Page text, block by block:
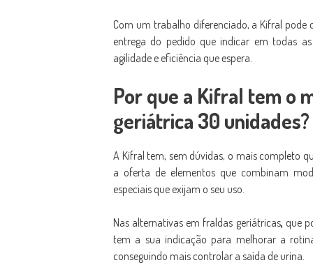
Com um trabalho diferenciado, a Kifral
entrega do pedido que indicar em todas
agilidade e eficiência que espera.
Por que a Kifral tem o
geriátrica 30 unidades?
A Kifral tem, sem dúvidas, o mais completo
a oferta de elementos que combinam
especiais que exijam o seu uso.
Nas alternativas em fraldas geriátricas, que
tem a sua indicação para melhorar a
conseguindo mais controlar a saída de urina.